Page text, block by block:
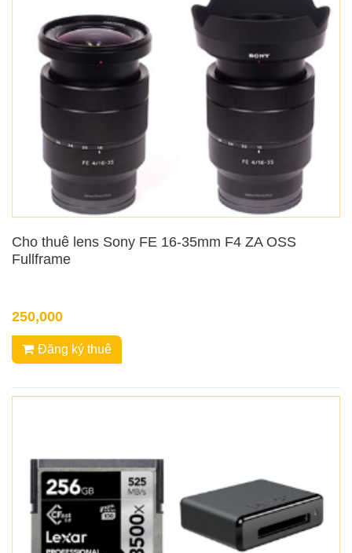
Cho thuê lens Sony FE 16-35mm F4 ZA OSS
Fullframe
250,000
Đăng ký thuê